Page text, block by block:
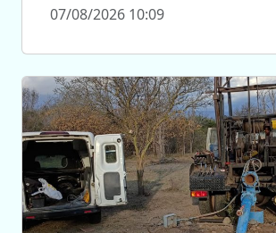
07/08/2026 10:09